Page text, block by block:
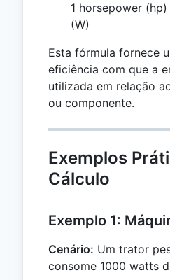
1 horsepower
(W)
Esta fórmula fornece
eficiência com que a
utilizada em relação
ou componente.
Exemplos
Cálculo
Exemplo 1:
Cenário: Um trator
consome 1000 watts